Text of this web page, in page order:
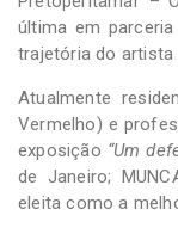
última em
trajetória do artista
Atualmente
Vermelho) e
exposição “Um
de Janeiro;
eleita como a